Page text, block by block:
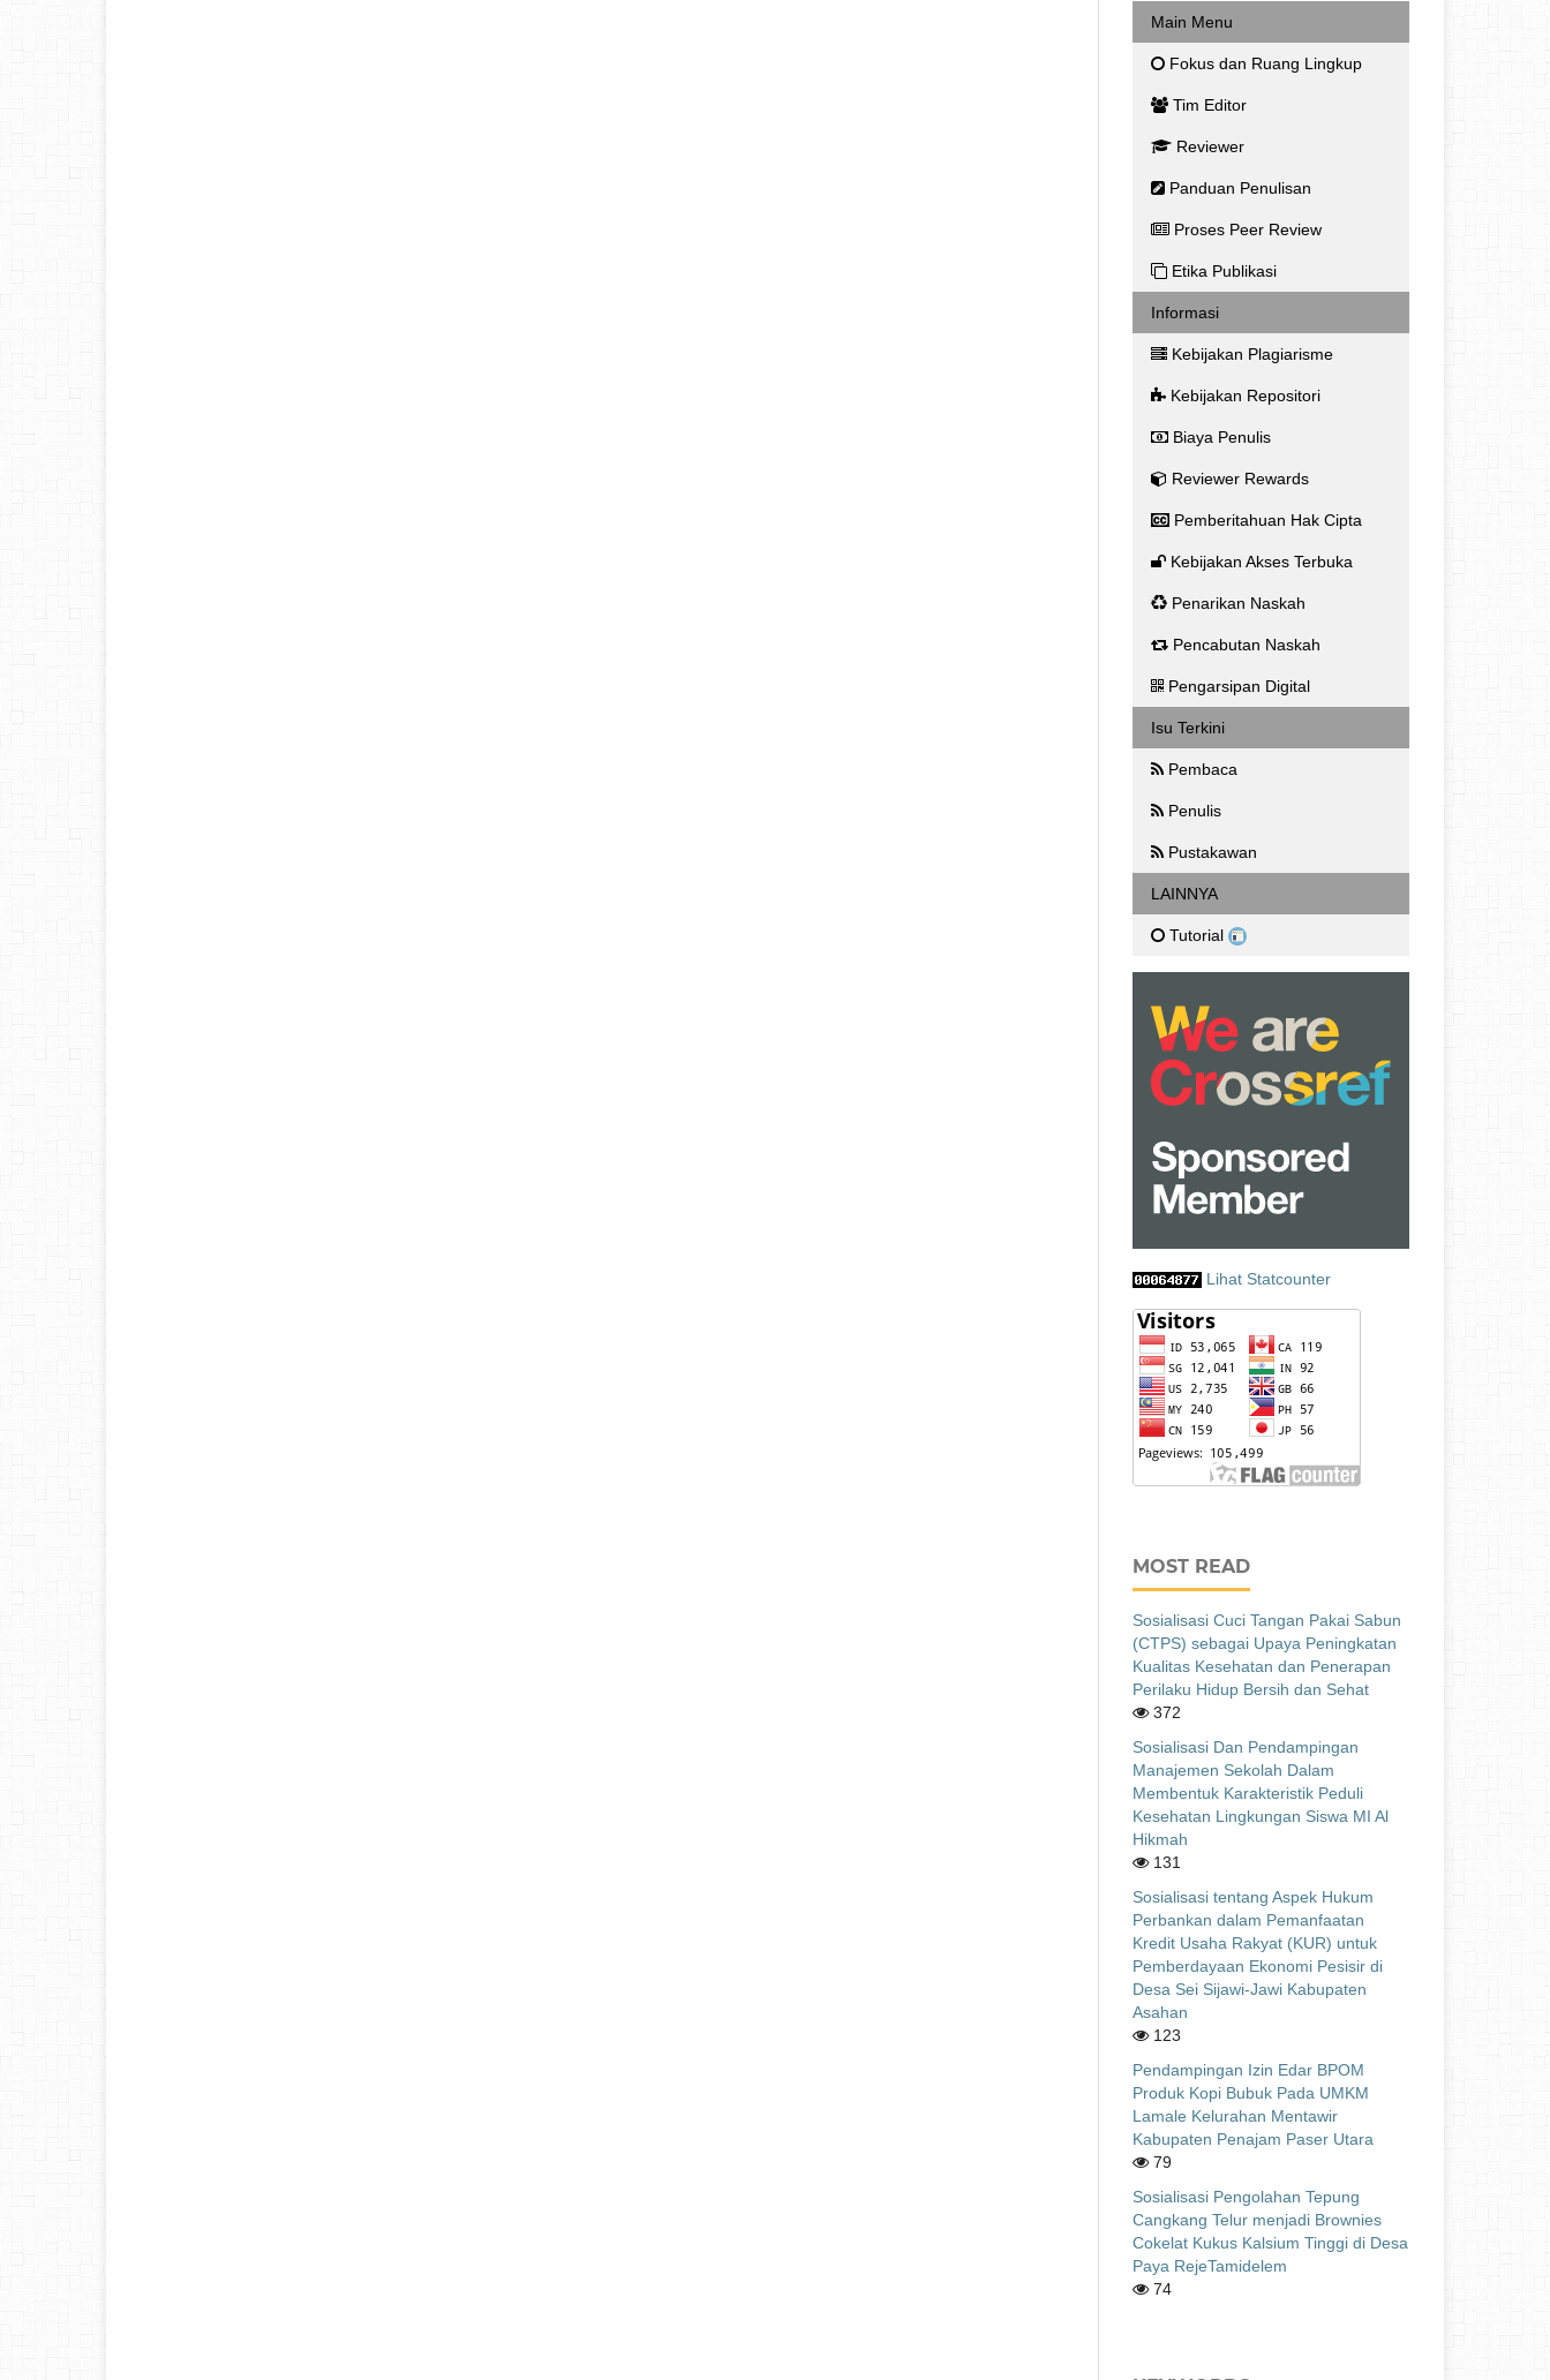
Main Menu
Fokus dan Ruang Lingkup
Tim Editor
Reviewer
Panduan Penulisan
Proses Peer Review
Etika Publikasi
Informasi
Kebijakan Plagiarisme
Kebijakan Repositori
Biaya Penulis
Reviewer Rewards
Pemberitahuan Hak Cipta
Kebijakan Akses Terbuka
Penarikan Naskah
Pencabutan Naskah
Pengarsipan Digital
Isu Terkini
Pembaca
Penulis
Pustakawan
LAINNYA
Tutorial
Lihat Statcounter
MOST READ
Sosialisasi Cuci Tangan Pakai Sabun
(CTPS) sebagai Upaya Peningkatan
Kualitas Kesehatan dan Penerapan
Perilaku Hidup Bersih dan Sehat
372
Sosialisasi Dan Pendampingan
Manajemen Sekolah Dalam
Membentuk Karakteristik Peduli
Kesehatan Lingkungan Siswa MI Al
Hikmah
131
Sosialisasi tentang Aspek Hukum
Perbankan dalam Pemanfaatan
Kredit Usaha Rakyat (KUR) untuk
Pemberdayaan Ekonomi Pesisir di
Desa Sei Sijawi-Jawi Kabupaten
Asahan
123
Pendampingan Izin Edar BPOM
Produk Kopi Bubuk Pada UMKM
Lamale Kelurahan Mentawir
Kabupaten Penajam Paser Utara
79
Sosialisasi Pengolahan Tepung
Cangkang Telur menjadi Brownies
Cokelat Kukus Kalsium Tinggi di Desa
Paya RejeTamidelem
74